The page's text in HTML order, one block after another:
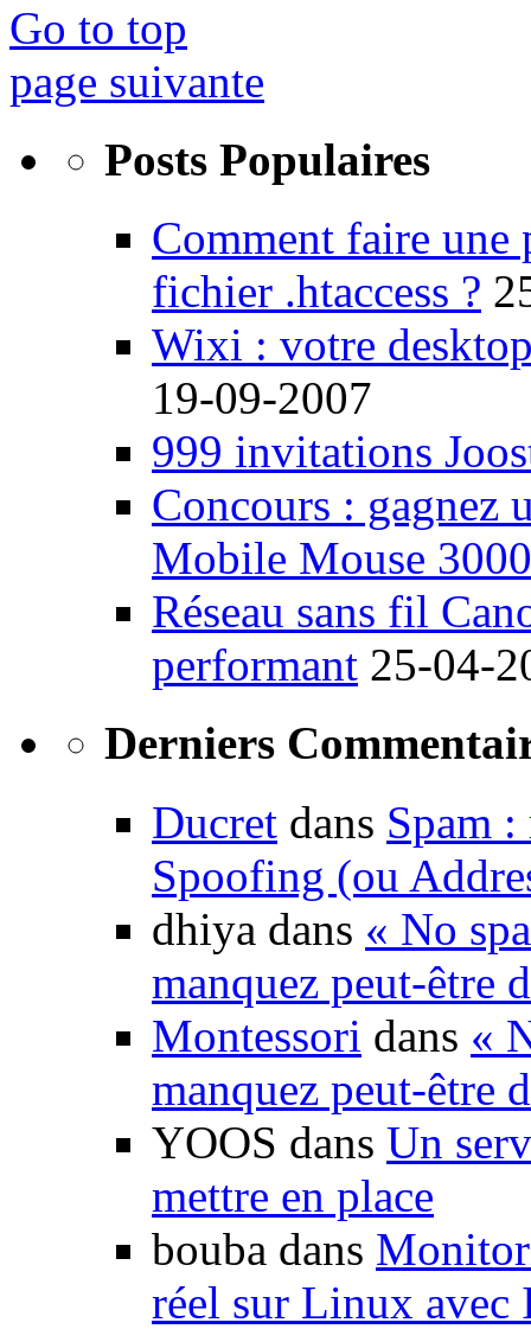
Go to top
page suivante
Posts Populaires
Comment faire une
fichier .htaccess ?
Wixi : votre
19-09-2007
999 invitations
Concours : gagnez
Mobile Mouse 3000
Réseau sans fil
performant 25-04-
Derniers
Ducret dans Spam :
Spoofing (ou
dhiya dans « No
manquez peut-être
Montessori dans «
manquez peut-être
YOOS dans Un
mettre en place
bouba dans
réel sur Linux avec